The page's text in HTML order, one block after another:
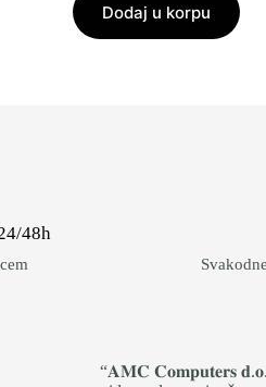
Dodaj u korpu
48h
“𝐀𝐌𝐂 𝐂𝐨𝐦𝐩𝐮𝐭𝐞𝐫𝐬